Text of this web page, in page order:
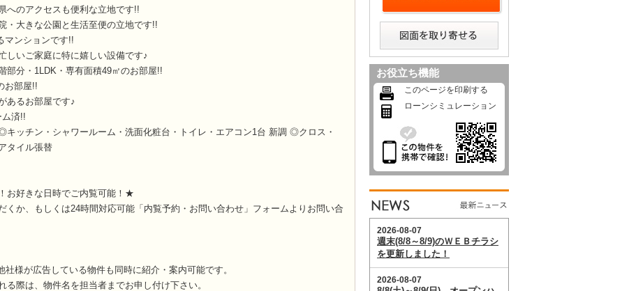
へのアクセスも便利な立地です!!
・大きな公園と生活至便の立地です!!
マンションです!!
しいご家庭に特に嬉しい設備です♪
部分・1LDK・専有面積49㎡のお部屋!!
お部屋!!
あるお部屋です♪
済!!
キッチン・シャワールーム・洗面化粧台・トイレ・エアコン1台 新調 ◎クロス・
タイル張替
お好きな日時でご内覧可能！★
くか、もしくは24時間対応可能「内覧予約・お問い合わせ」フォームよりお問い合
様が広告している物件も同時に紹介・案内可能です。
る際は、物件名を担当者までお申し付け下さい。
お役立ち機能
このページを印刷する
ローンシミュレーション